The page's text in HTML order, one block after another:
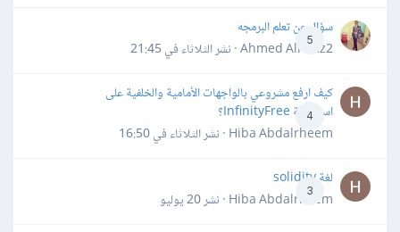
5
سؤال عن تعلم البرمجه
Ahmed Alhafiz2 · نشر
الثلاثاء في 21:45
4
كيف ارفع مشروعي بالواجهات الأمامية والخلفية على
استضافة InfinityFree؟
Hiba Abdalrheem · نشر
الثلاثاء في 16:50
3
لغة solidity
Hiba Abdalrheem · نشر
20 يوليو